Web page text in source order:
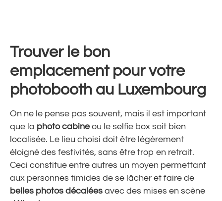
Trouver le bon
emplacement pour votre
photobooth au Luxembourg
On ne le pense pas souvent, mais il est important
que la photo cabineou le selfie box soit bien
localisée. Le lieu choisi doit être légèrement
éloigné des festivités, sans être trop en retrait.
Ceci constitue entre autres un moyen permettant
aux personnes timides de se lâcher et faire de
belles photos décalées avec des mises en scène